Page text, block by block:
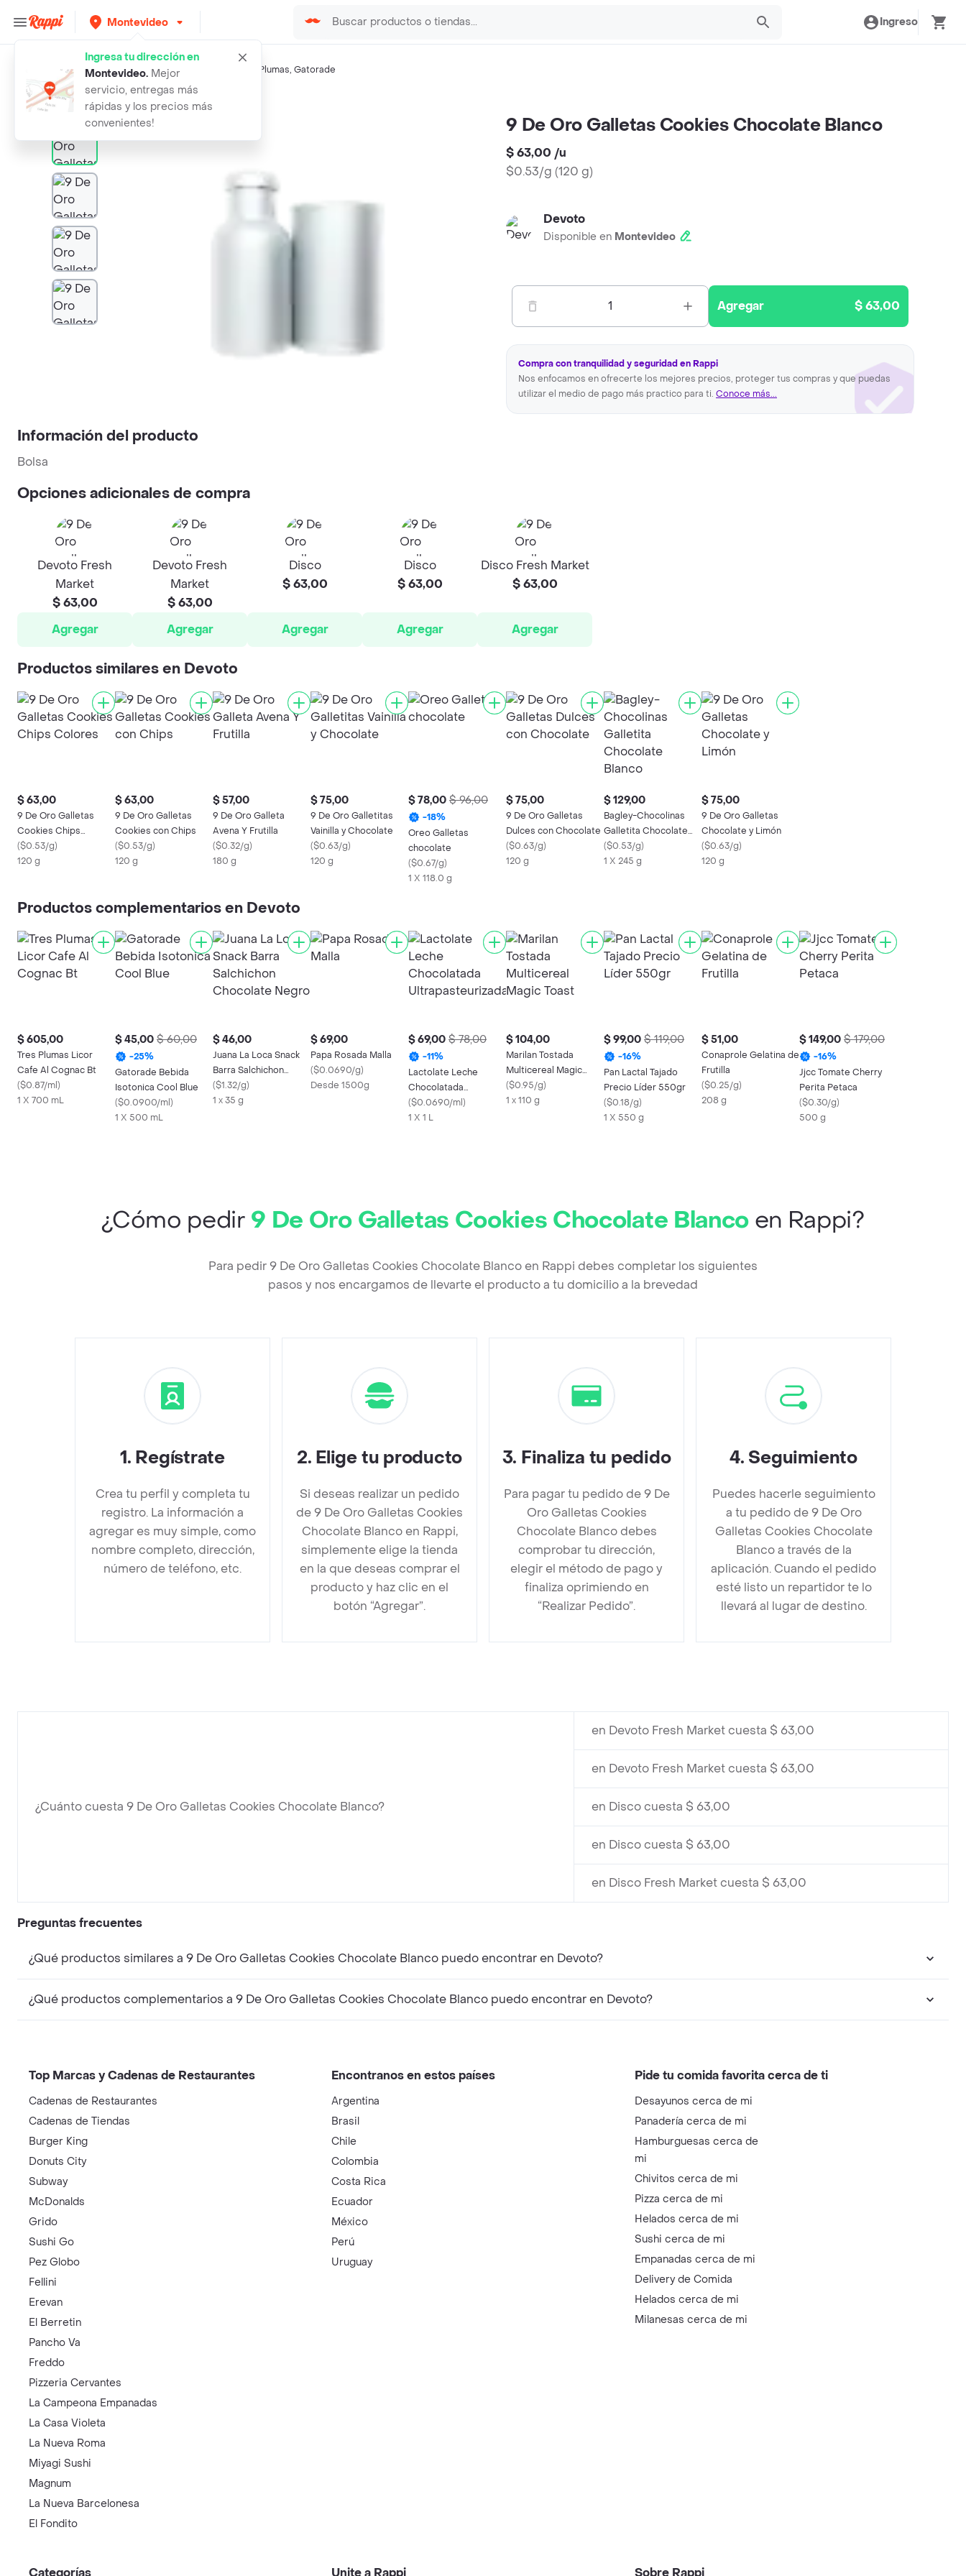
Montevideo
Ingresa tu dirección en
Montevideo. Mejor
servicio, entregas más
rápidas y los precios más
convenientes!
Ingreso
Búsquedas relacionadas:Galletas,9 De Oro Tres Plumas, Gatorade
Rappi 9 de oro galletas cookies chocolate
9 De Oro Galletas Cookies Chocolate Blanco
$ 63,00 /u
$0.53/g (120 g)
Devoto
Disponible en Montevideo
1 Agregar $ 63,00
Compra con tranquilidad y seguridad en Rappi
Nos enfocamos en ofrecerte los mejores precios, proteger tus compras y que puedas
utilizar el medio de pago más practico para ti. Conoce más...
Información del producto
Bolsa
Opciones adicionales de compra
Devoto Fresh
Market
$ 63,00
Agregar
Devoto Fresh
Market
$ 63,00
Agregar
Disco
$ 63,00
Agregar
Disco
$ 63,00
Agregar
Disco Fresh Market
$ 63,00
Agregar
Productos similares en Devoto
$ 63,00
9 De Oro Galletas
Cookies Chips
Colores
($0.53/g)
120 g
$ 63,00
9 De Oro Galletas
Cookies con Chips
($0.53/g)
120 g
$ 57,00
9 De Oro Galleta
Avena Y Frutilla
($0.32/g)
180 g
$ 75,00
9 De Oro Galletitas
Vainilla y Chocolate
($0.63/g)
120 g
$ 78,00 $ 96,00
-18%
Oreo Galletas
chocolate
($0.67/g)
1 X 118.0 g
$ 75,00
9 De Oro Galletas
Dulces con Chocolate
($0.63/g)
120 g
$ 129,00
Bagley-Chocolinas
Galletita Chocolate
Blanco
($0.53/g)
1 X 245 g
$ 75,00
9 De Oro Galletas
Chocolate y Limón
($0.63/g)
120 g
Productos complementarios en Devoto
$ 605,00
Tres Plumas Licor
Cafe Al Cognac Bt
($0.87/ml)
1 X 700 mL
$ 45,00 $ 60,00
-25%
Gatorade Bebida
Isotonica Cool Blue
($0.0900/ml)
1 X 500 mL
$ 46,00
Juana La Loca Snack
Barra Salchichon
Chocolate Negro
($1.32/g)
1 x 35 g
$ 69,00
Papa Rosada Malla
($0.0690/g)
Desde 1500g
$ 69,00 $ 78,00
-11%
Lactolate Leche
Chocolatada
Ultrapasteurizada
($0.0690/ml)
1 X 1 L
$ 104,00
Marilan Tostada
Multicereal Magic
Toast
($0.95/g)
1 x 110 g
$ 99,00 $ 119,00
-16%
Pan Lactal Tajado
Precio Líder 550gr
($0.18/g)
1 X 550 g
$ 51,00
Conaprole Gelatina de
Frutilla
($0.25/g)
208 g
$ 149,00 $ 179,00
-16%
Jjcc Tomate Cherry
Perita Petaca
($0.30/g)
500 g
¿Cómo pedir 9 De Oro Galletas Cookies Chocolate Blancoen Rappi?
Para pedir 9 De Oro Galletas Cookies Chocolate Blanco en Rappi debes completar los siguientes
pasos y nos encargamos de llevarte el producto a tu domicilio a la brevedad
1. Regístrate
Crea tu perfil y completa tu
registro. La información a
agregar es muy simple, como
nombre completo, dirección,
número de teléfono, etc.
2. Elige tu producto
Si deseas realizar un pedido
de 9 De Oro Galletas Cookies
Chocolate Blanco en Rappi,
simplemente elige la tienda
en la que deseas comprar el
producto y haz clic en el
botón “Agregar”.
3. Finaliza tu pedido
Para pagar tu pedido de 9 De
Oro Galletas Cookies
Chocolate Blanco debes
comprobar tu dirección,
elegir el método de pago y
finaliza oprimiendo en
“Realizar Pedido”.
4. Seguimiento
Puedes hacerle seguimiento
a tu pedido de 9 De Oro
Galletas Cookies Chocolate
Blanco a través de la
aplicación. Cuando el pedido
esté listo un repartidor te lo
llevará al lugar de destino.
¿Cuánto cuesta 9 De Oro Galletas Cookies Chocolate Blanco?
en Devoto Fresh Market cuesta $ 63,00
en Devoto Fresh Market cuesta $ 63,00
en Disco cuesta $ 63,00
en Disco cuesta $ 63,00
en Disco Fresh Market cuesta $ 63,00
Preguntas frecuentes
¿Qué productos similares a 9 De Oro Galletas Cookies Chocolate Blanco puedo encontrar en Devoto?
¿Qué productos complementarios a 9 De Oro Galletas Cookies Chocolate Blanco puedo encontrar en Devoto?
Top Marcas y Cadenas de Restaurantes
Cadenas de Restaurantes
Cadenas de Tiendas
Burger King
Donuts City
Subway
McDonalds
Grido
Sushi Go
Pez Globo
Fellini
Erevan
El Berretin
Pancho Va
Freddo
Pizzeria Cervantes
La Campeona Empanadas
La Casa Violeta
La Nueva Roma
Miyagi Sushi
Magnum
La Nueva Barcelonesa
El Fondito
Encontranos en estos países
Argentina
Brasil
Chile
Colombia
Costa Rica
Ecuador
México
Perú
Uruguay
Pide tu comida favorita cerca de ti
Desayunos cerca de mi
Panadería cerca de mi
Hamburguesas cerca de
mi
Chivitos cerca de mi
Pizza cerca de mi
Helados cerca de mi
Sushi cerca de mi
Empanadas cerca de mi
Delivery de Comida
Helados cerca de mi
Milanesas cerca de mi
Categorías Unite a Rappi Sobre Rappi